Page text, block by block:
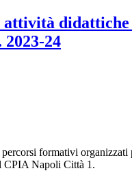
attività didattiche
2023-24
formativi organizzati
CPIA Napoli Città 1.